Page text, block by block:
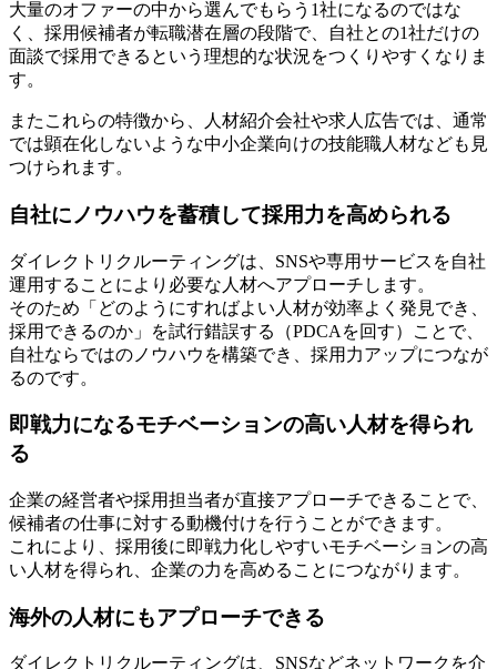
大量のオファーの中から選んでもらう1社になるのではな
く、採用候補者が転職潜在層の段階で、自社との1社だけの
面談で採用できるという理想的な状況をつくりやすくなりま
す。
またこれらの特徴から、人材紹介会社や求人広告では、通常
では顕在化しないような中小企業向けの技能職人材なども見
つけられます。
自社にノウハウを蓄積して採用力を高められる
ダイレクトリクルーティングは、SNSや専用サービスを自社
運用することにより必要な人材へアプローチします。
そのため「どのようにすればよい人材が効率よく発見でき、
採用できるのか」を試行錯誤する（PDCAを回す）ことで、
自社ならではのノウハウを構築でき、採用力アップにつなが
るのです。
即戦力になるモチベーションの高い人材を得られ
る
企業の経営者や採用担当者が直接アプローチできることで、
候補者の仕事に対する動機付けを行うことができます。
これにより、採用後に即戦力化しやすいモチベーションの高
い人材を得られ、企業の力を高めることにつながります。
海外の人材にもアプローチできる
ダイレクトリクルーティングは、SNSなどネットワークを介